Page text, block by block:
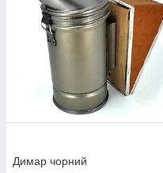
Димар чорний